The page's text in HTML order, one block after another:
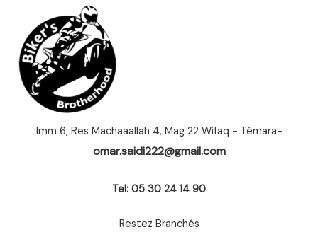
Imm 6, Res Machaaallah 4, Mag 22 Wifaq - Témara-
omar.saidi222@gmail.com
Tel: 05 30 24 14 90
Restez Branchés